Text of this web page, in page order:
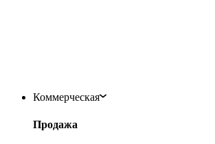
Коммерческая
Продажа